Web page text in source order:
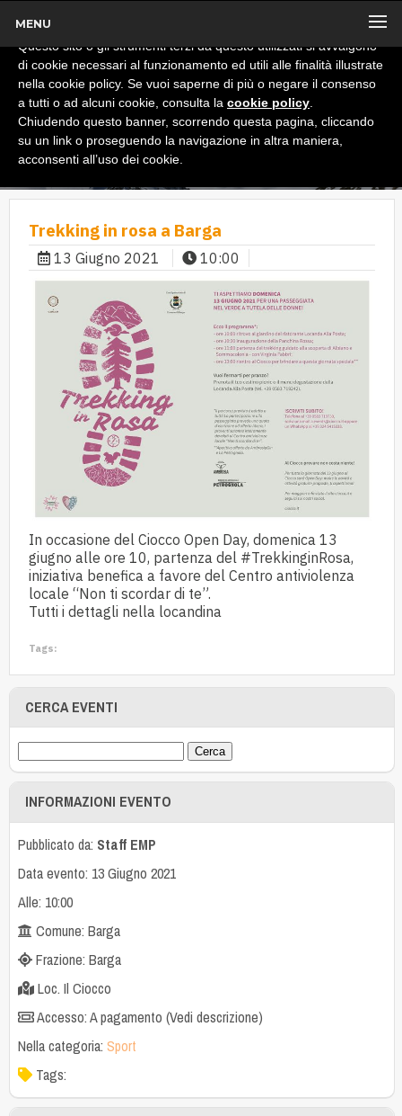
MENU
Trekking in rosa a Barga
13 Giugno 2021 10:00
In occasione del Ciocco Open Day, domenica 13
giugno alle ore 10, partenza del #TrekkinginRosa,
iniziativa benefica a favore del Centro antiviolenza
locale “Non ti scordar di te”.
Tutti i dettagli nella locandina
Tags:
CERCA EVENTI
INFORMAZIONI EVENTO
Pubblicato da: Staff EMP
Data evento: 13 Giugno 2021
Alle: 10:00
Comune: Barga
Frazione: Barga
Loc. Il Ciocco
Accesso: A pagamento (Vedi descrizione)
Nella categoria: Sport
Tags:
x
Informativa
Questo sito o gli strumenti terzi da questo utilizzati si avvalgono
di cookie necessari al funzionamento ed utili alle finalità illustrate
nella cookie policy. Se vuoi saperne di più o negare il consenso
a tutti o ad alcuni cookie, consulta la cookie policy
Chiudendo questo banner, scorrendo questa pagina, cliccando
su un link o proseguendo la navigazione in altra maniera,
acconsenti all’uso dei cookie.